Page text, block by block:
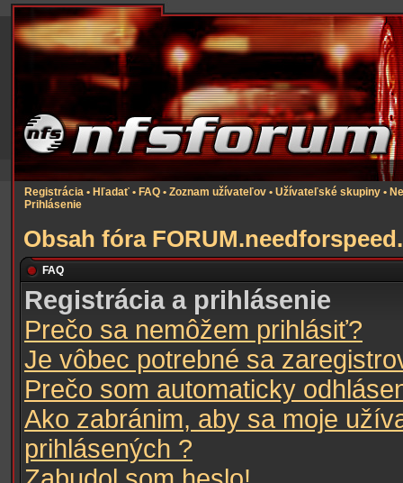
Registrácia • Hľadať • FAQ • Zoznam užívateľov • Užívateľské skupiny •
Prihlásenie
Obsah fóra
FAQ
Registrácia a prihlásenie
Prečo sa nemôžem prihlásiť?
Je vôbec potrebné sa
Prečo som automaticky
Ako zabránim, aby sa moje
prihlásených ?